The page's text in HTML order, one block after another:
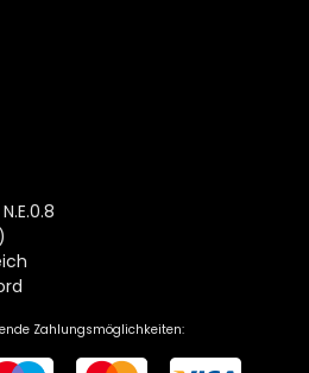
Zahlungsmöglichkeiten: